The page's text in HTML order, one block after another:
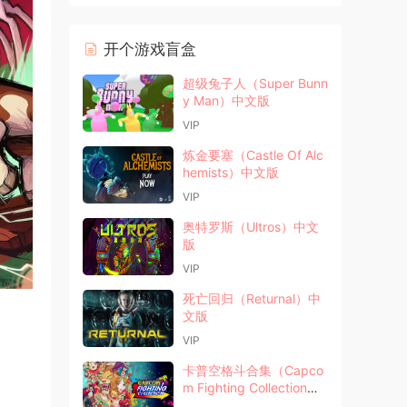
开个游戏盲盒
超级兔子人（Super Bunn
y Man）中文版
VIP
炼金要塞（Castle Of Alc
hemists）中文版
VIP
奥特罗斯（Ultros）中文
版
VIP
死亡回归（Returnal）中
文版
VIP
卡普空格斗合集（Capco
m Fighting Collection）